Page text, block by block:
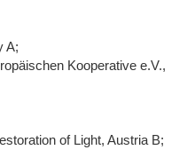
A;
Kooperative e.V.,
of Light, Austria B;